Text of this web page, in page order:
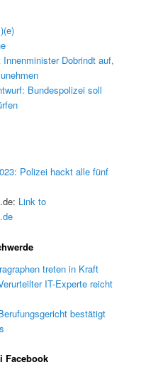
Dobrindt auf,
Bundespolizei soll
Polizei hackt alle fünf
Link to
treten in Kraft
IT-Experte reicht
bestätigt
Facebook